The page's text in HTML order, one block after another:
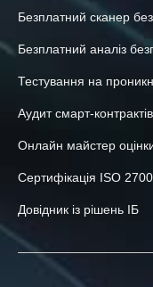
Безплатний сканер
Безплатний аналіз
Тестування на
Аудит смарт-контрактів
Онлайн майстер
Сертифікація ISO
Довідник із рішень ІБ